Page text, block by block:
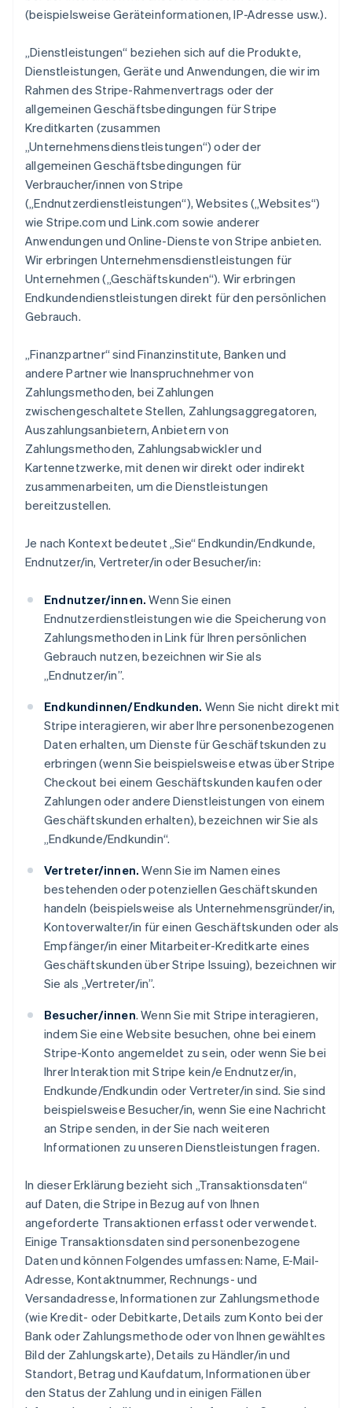
(beispielsweise Geräteinformationen, IP-Adresse usw.).
„Dienstleistungen“ beziehen sich auf die Produkte,
Dienstleistungen, Geräte und Anwendungen, die wir im
Rahmen des Stripe-Rahmenvertrags oder der
allgemeinen Geschäftsbedingungen für Stripe
Kreditkarten (zusammen
„Unternehmensdienstleistungen“) oder der
allgemeinen Geschäftsbedingungen für
Verbraucher/innen von Stripe
(„Endnutzerdienstleistungen“), Websites („Websites“)
wie Stripe.com und Link.com sowie anderer
Anwendungen und Online-Dienste von Stripe anbieten.
Wir erbringen Unternehmensdienstleistungen für
Unternehmen („Geschäftskunden“). Wir erbringen
Endkundendienstleistungen direkt für den persönlichen
Gebrauch.
„Finanzpartner“ sind Finanzinstitute, Banken und
andere Partner wie Inanspruchnehmer von
Zahlungsmethoden, bei Zahlungen
zwischengeschaltete Stellen, Zahlungsaggregatoren,
Auszahlungsanbietern, Anbietern von
Zahlungsmethoden, Zahlungsabwickler und
Kartennetzwerke, mit denen wir direkt oder indirekt
zusammenarbeiten, um die Dienstleistungen
bereitzustellen.
Je nach Kontext bedeutet „Sie“ Endkundin/Endkunde,
Endnutzer/in, Vertreter/in oder Besucher/in:
Endnutzer/innen. Wenn Sie einen
Endnutzerdienstleistungen wie die Speicherung von
Zahlungsmethoden in Link für Ihren persönlichen
Gebrauch nutzen, bezeichnen wir Sie als
„Endnutzer/in”.
Endkundinnen/Endkunden. Wenn Sie nicht direkt mit
Stripe interagieren, wir aber Ihre personenbezogenen
Daten erhalten, um Dienste für Geschäftskunden zu
erbringen (wenn Sie beispielsweise etwas über Stripe
Checkout bei einem Geschäftskunden kaufen oder
Zahlungen oder andere Dienstleistungen von einem
Geschäftskunden erhalten), bezeichnen wir Sie als
„Endkunde/Endkundin“.
Vertreter/innen. Wenn Sie im Namen eines
bestehenden oder potenziellen Geschäftskunden
handeln (beispielsweise als Unternehmensgründer/in,
Kontoverwalter/in für einen Geschäftskunden oder als
Empfänger/in einer Mitarbeiter-Kreditkarte eines
Geschäftskunden über Stripe Issuing), bezeichnen wir
Sie als „Vertreter/in”.
Besucher/innen. Wenn Sie mit Stripe interagieren,
indem Sie eine Website besuchen, ohne bei einem
Stripe-Konto angemeldet zu sein, oder wenn Sie bei
Ihrer Interaktion mit Stripe kein/e Endnutzer/in,
Endkunde/Endkundin oder Vertreter/in sind. Sie sind
beispielsweise Besucher/in, wenn Sie eine Nachricht
an Stripe senden, in der Sie nach weiteren
Informationen zu unseren Dienstleistungen fragen.
In dieser Erklärung bezieht sich „Transaktionsdaten“
auf Daten, die Stripe in Bezug auf von Ihnen
angeforderte Transaktionen erfasst oder verwendet.
Einige Transaktionsdaten sind personenbezogene
Daten und können Folgendes umfassen: Name, E-Mail-
Adresse, Kontaktnummer, Rechnungs- und
Versandadresse, Informationen zur Zahlungsmethode
(wie Kredit- oder Debitkarte, Details zum Konto bei der
Bank oder Zahlungsmethode oder von Ihnen gewähltes
Bild der Zahlungskarte), Details zu Händler/in und
Standort, Betrag und Kaufdatum, Informationen über
den Status der Zahlung und in einigen Fällen